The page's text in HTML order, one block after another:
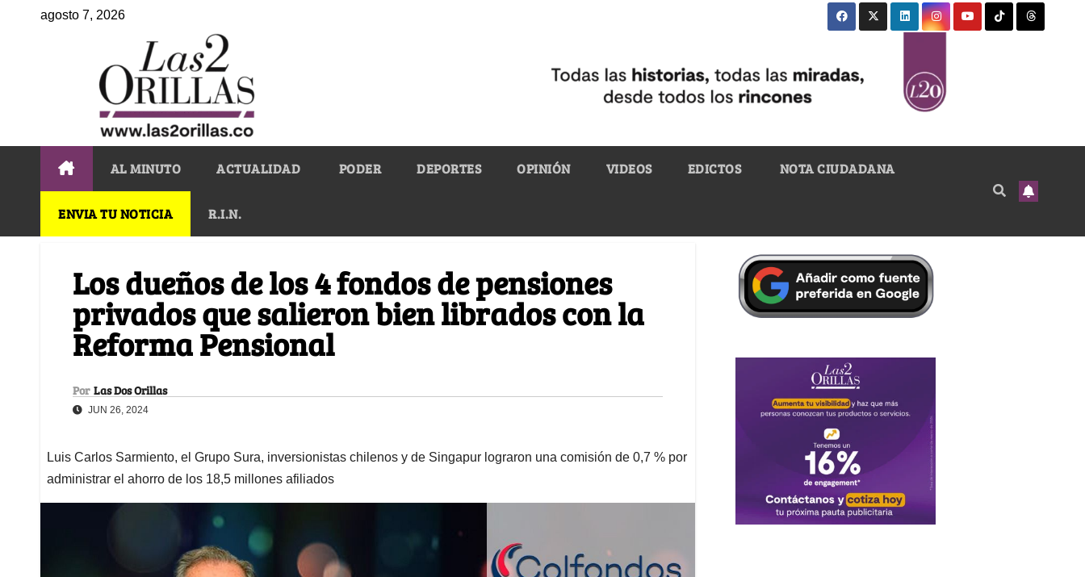
agosto 7, 2026
AL MINUTO ACTUALIDAD PODER DEPORTES OPINIÓN VIDEOS EDICTOS NOTA CIUDADANA
ENVIA TU NOTICIA R.I.N.
Los dueños de los 4 fondos de pensiones
privados que salieron bien librados con la
Reforma Pensional
Por Las Dos Orillas
JUN 26, 2024
Luis Carlos Sarmiento, el Grupo Sura, inversionistas chilenos y de Singapur lograron una comisión de 0,7 % por
administrar el ahorro de los 18,5 millones afiliados